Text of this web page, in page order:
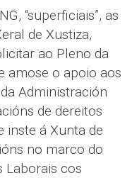
“superficiais”, as
de Xustiza,
ao Pleno da
amose o apoio aos
Administración
de dereitos
inste á Xunta de
no marco do
Laborais cos